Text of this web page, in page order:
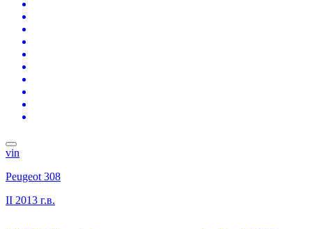
vin
Peugeot 308
II 2013 г.в.